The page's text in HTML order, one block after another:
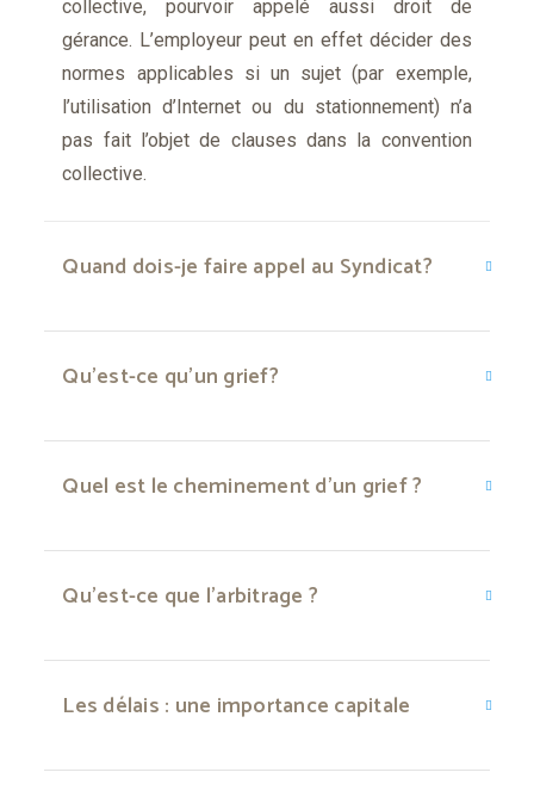
collective, pourvoir appelé aussi droit de
gérance. L’employeur peut en effet décider des
normes applicables si un sujet (par exemple,
l’utilisation d’Internet ou du stationnement) n’a
pas fait l’objet de clauses dans la convention
collective.
Quand dois-je faire appel au Syndicat?
Qu’est-ce qu’un grief?
Quel est le cheminement d’un grief ?
Qu'est-ce que l'arbitrage ?
Les délais : une importance capitale